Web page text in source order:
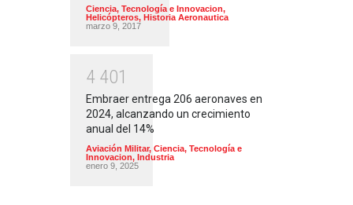
Ciencia, Tecnología e Innovacion,
Helicópteros, Historia Aeronautica
marzo 9, 2017
4 401
Embraer entrega 206 aeronaves en
2024, alcanzando un crecimiento
anual del 14%
Aviación Militar, Ciencia, Tecnología e
Innovacion, Industria
enero 9, 2025